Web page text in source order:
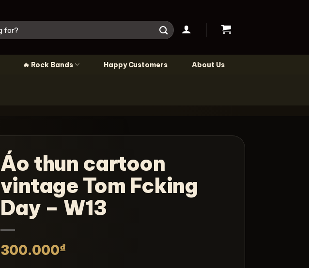
🔥 Rock Bands Happy Customers About Us
Áo thun cartoon
vintage Tom Fcking
Day – W13
300.000₫